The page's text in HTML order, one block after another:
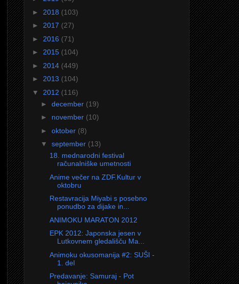
► 2018 (103)
► 2017 (27)
► 2016 (71)
► 2015 (104)
► 2014 (449)
► 2013 (104)
▼ 2012 (116)
► december (19)
► november (10)
► oktober (8)
▼ september (13)
18. mednarodni festival
računalniške umetnosti
Anime večer na ZDF.Kultur v
oktobru
Restavracija Miyabi s posebno
ponudbo za dijake in...
ANIMOKU MARATON 2012
EPK 2012: Japonska jesen v
Lutkovnem gledališču Ma...
Animoku okusomanija #2: SUŠI -
1. del
Predavanje: Samuraj - Pot